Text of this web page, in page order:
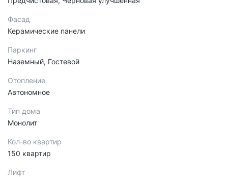
Фасад
Керамические панели
Паркинг
Наземный, Гостевой
Отопление
Автономное
Тип дома
Монолит
Кол-во квартир
150 квартир
Лифт